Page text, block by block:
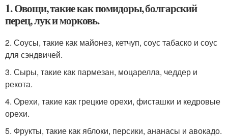
1. Овощи, такие как помидоры, болгарский
перец, лук и морковь.
2. Соусы, такие как майонез, кетчуп, соус табаско и соус
для сэндвичей.
3. Сыры, такие как пармезан, моцарелла, чеддер и
рекота.
4. Орехи, такие как грецкие орехи, фисташки и кедровые
орехи.
5. Фрукты, такие как яблоки, персики, ананасы и авокадо.